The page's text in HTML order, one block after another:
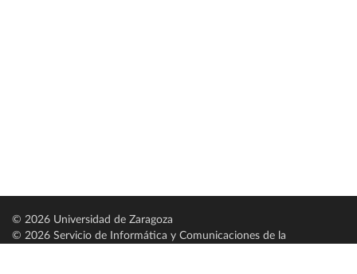
© 2026 Universidad de Zaragoza
© 2026 Servicio de Informática y Comunicaciones de la